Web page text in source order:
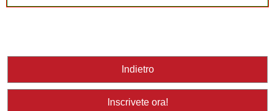
Indietro
Inscrivete ora!